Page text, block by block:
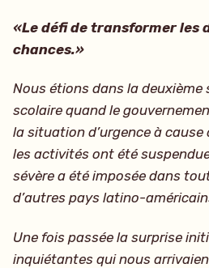
«Le défi de transformer les
chances.»
Nous étions dans la deuxième
scolaire quand le
la situation d’urgence à cause
les activités ont été
sévère a été imposée dans
d’autres pays latino-
Une fois passée la surprise
inquiétantes qui nous